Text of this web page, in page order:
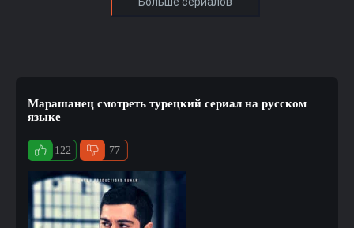
Марашанец смотреть турецкий сериал на русском
языке
122 77